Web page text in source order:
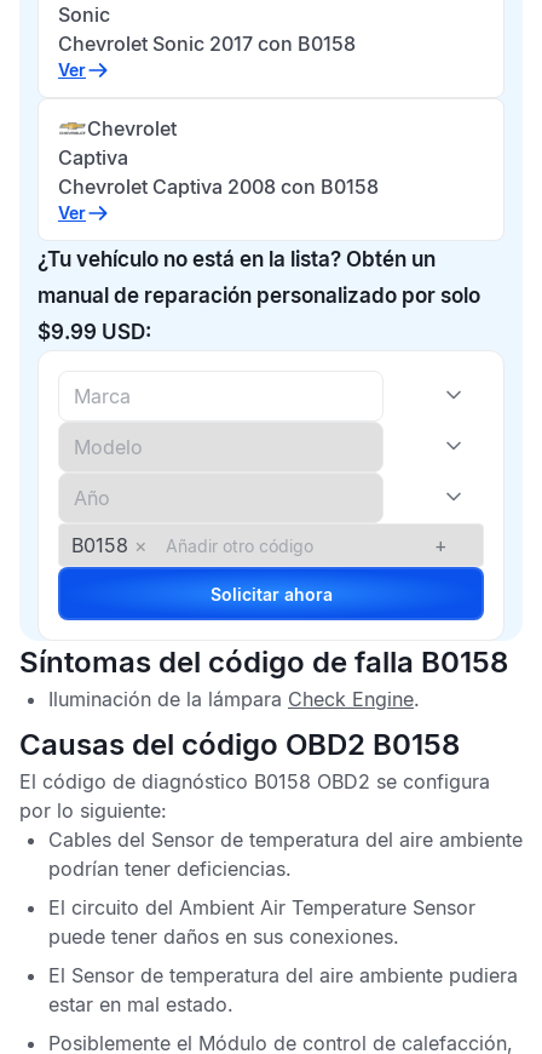
Sonic
Chevrolet Sonic 2017 con B0158
Ver
Chevrolet
Captiva
Chevrolet Captiva 2008 con B0158
Ver
¿Tu vehículo no está en la lista? Obtén un
manual de reparación personalizado por solo
$9.99 USD:
B0158 × +
Solicitar ahora
Síntomas del código de falla B0158
Iluminación de la lámpara Check Engine.
Causas del código OBD2 B0158
El código de diagnóstico B0158 OBD2 se configura
por lo siguiente:
Cables del Sensor de temperatura del aire ambiente
podrían tener deficiencias.
El circuito del Ambient Air Temperature Sensor
puede tener daños en sus conexiones.
El Sensor de temperatura del aire ambiente pudiera
estar en mal estado.
Posiblemente el Módulo de control de calefacción,